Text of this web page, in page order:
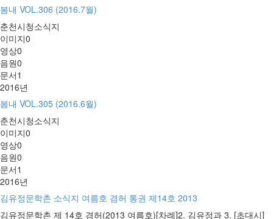
봄내 VOL.306 (2016.7월)
춘천시청소식지
이미지0
영상0
음원0
문서1
2016년
봄내 VOL.305 (2016.6월)
춘천시청소식지
이미지0
영상0
음원0
문서1
2016년
김유정문학촌 소식지 여름호 겸허 통권 제14호 2013
김유정문학촌 제 14호 겸허(2013 여름호)[차례]2. 김유정과 3. [초대시]